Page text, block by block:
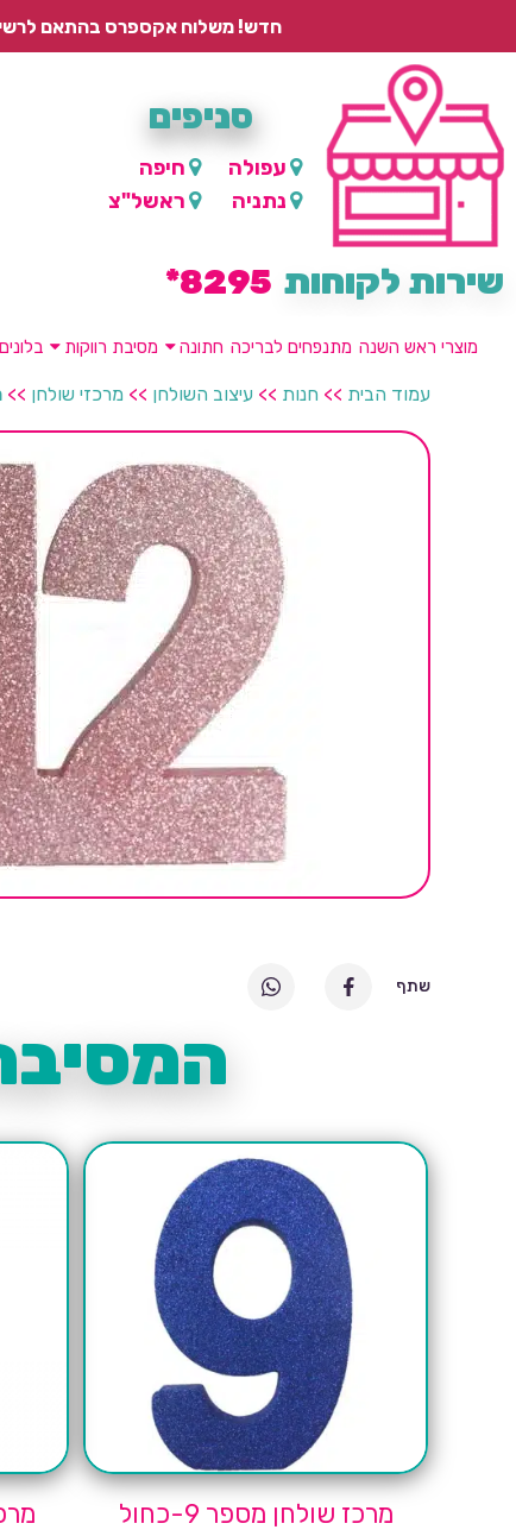
חדש! משלוח אקספרס בהתאם לרשימת היישובים – עד 2 ימי עסקים, ועד 4 ימי עסקים למוצרים
סניפים
עפולה
חיפה
נתניה
ראשל"צ
שירות לקוחות 8295*
מוצרי ראש השנה מתנפחים לבריכה חתונה מסיבת רווקות בלונים
עמוד הבית >> חנות >> עיצוב השולחן >> מרכזי שולחן >>
שתף
מרכז שולחן מספר 9-כחול